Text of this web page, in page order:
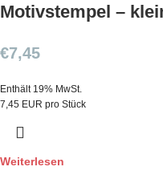
Motivstempel –
€7,45
Enthält 19% MwSt.
7,45 EUR pro Stück
Weiterlesen